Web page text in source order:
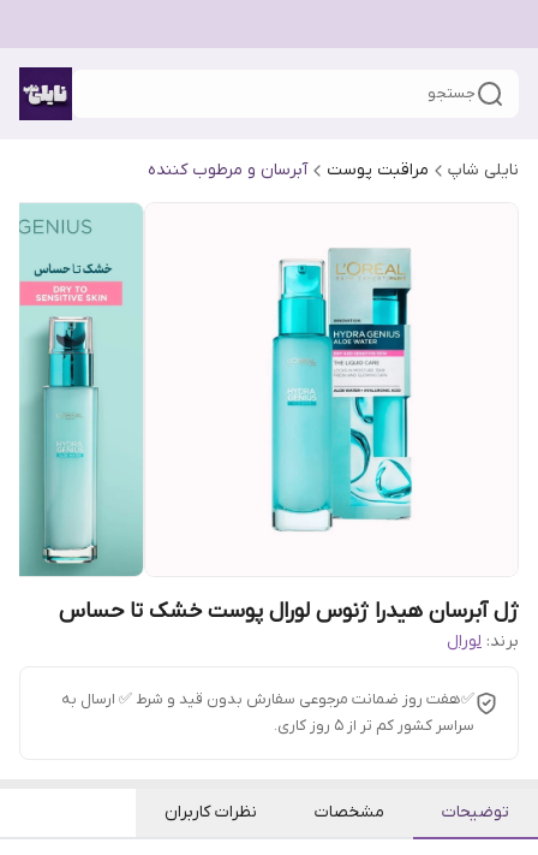
جستجو
نایلی شاپ مراقبت پوست آبرسان و مرطوب کننده
ژل آبرسان هیدرا ژنوس لورال پوست خشک تا حساس
برند: لورال
✅هفت روز ضمانت مرجوعی سفارش بدون قید و شرط ✅ ارسال به
سراسر کشور کم تر از 5 روز کاری.
توضیحات مشخصات نظرات کاربران